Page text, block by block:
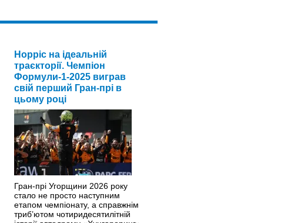
Норріс на ідеальній
траєкторії. Чемпіон
Формули-1-2025 виграв
свій перший Гран-прі в
цьому році
Гран-прі Угорщини 2026 року
стало не просто наступним
етапом чемпіонату, а справжнім
триб’ютом чотиридесятилітній